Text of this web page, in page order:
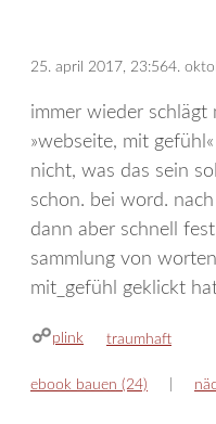
25. april 2017, 23:564.
immer wieder
»webseite, mit
nicht, was das sein
schon. bei word.
dann aber schnell
sammlung von
mit_gefühl geklickt
plink kategorien
traumhaft
ebook bauen (24)